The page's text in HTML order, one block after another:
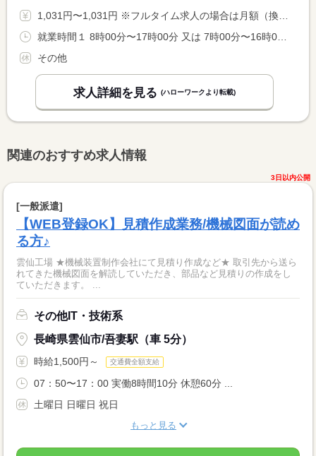
1,031円〜1,031円 ※フルタイム求人の場合は月額（換算額）、パート求人の場合は時間額を表示しています。
その他
求人詳細を見る (ハローワークより転載)
関連のおすすめ求人情報
3日以内公開
[一般派遣]
【WEB登録OK】見積作成業務/機械図面が読め
る方♪
雲仙工場 ★機械装置制作会社にて見積り作成など★ 取引先から送ら
れてきた機械図面を解読していただき、部品など見積りの作成をし
ていただきます。 ...
その他IT・技術系
長崎県雲仙市/吾妻駅（車 5分）
時給1,500円～ 交通費全額支給
07：50〜17：00 実働8時間10分 休憩60分 ...
土曜日 日曜日 祝日
もっと見る